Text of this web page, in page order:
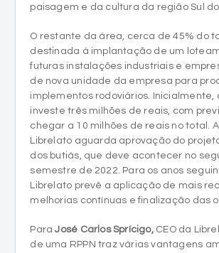
destinada à implantação de um
de nova unidade da empresa para
implementos rodoviários. Inicialmente,
investe três milhões de reais, com
chegar a 10 milhões de reais no total.
Librelato aguarda aprovação do
dos butiás, que deve acontecer no
semestre de 2022. Para os anos
Librelato prevê a aplicação de mais
melhorias contínuas e finalização das
ParaJosé Carlos Sprícigo,CEO da
de uma RPPN traz várias vantagens
área que passará a ser protegida no
transplante de Butiás, haverá